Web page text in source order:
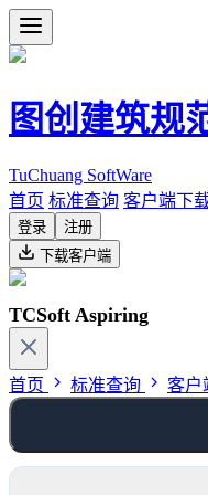
图创建筑规
TuChuang SoftWare
首页 标准查询 客户端下
登录
注册
下载客户端
TCSoft Aspiring
首页 标准查询 客户